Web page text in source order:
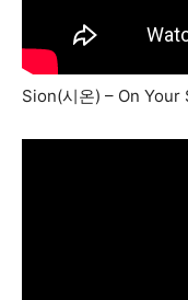
Sion(시온) – On Your